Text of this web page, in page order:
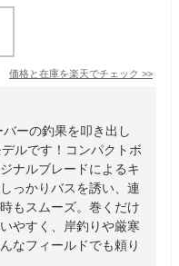
価格と在庫を楽天でチェック >>
ーの釣果を叩き出し
ルです！コンパクトボ
ナルブレードによるキ
っかりバスを誘い、連
もスムーズ。巻くだけ
やすく、岸釣りや厳寒
なフィールドでも頼り